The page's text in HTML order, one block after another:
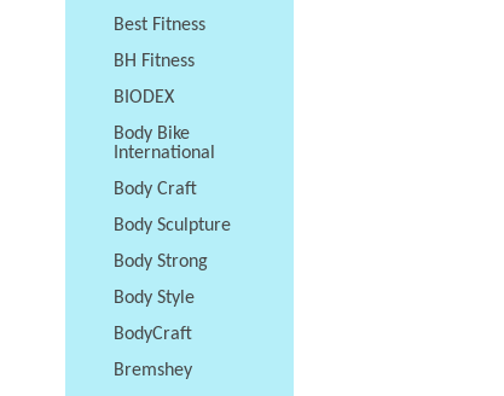
Best Fitness
BH Fitness
BIODEX
Body Bike
International
Body Craft
Body Sculpture
Body Strong
Body Style
BodyCraft
Bremshey